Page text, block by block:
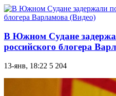
В Южном Судане
российского блогера
13-янв, 18:22 5 204